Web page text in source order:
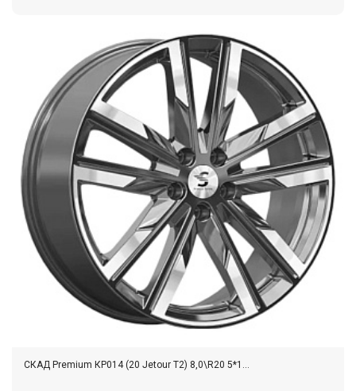
СКАД Premium КР014 (20 Jetour T2) 8,0\R20 5*1...